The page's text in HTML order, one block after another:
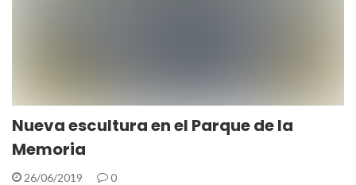
Nueva escultura en el Parque de la
Memoria
26/06/2019 0